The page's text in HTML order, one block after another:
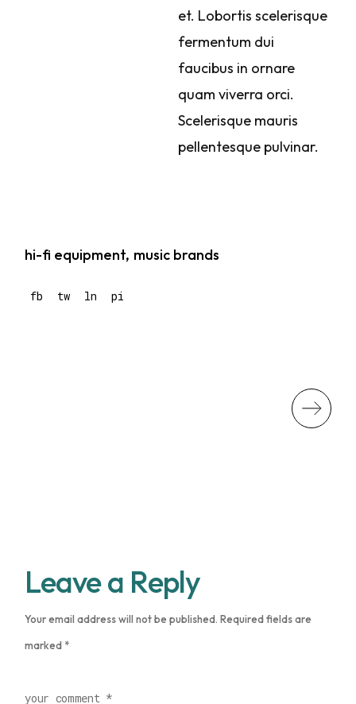
et. Lobortis scelerisque
fermentum dui
faucibus in ornare
quam viverra orci.
Scelerisque mauris
pellentesque pulvinar.
hi-fi equipment music brands
fb tw ln pi
Leave a Reply
Your email address will not be published. Required fields are
marked *